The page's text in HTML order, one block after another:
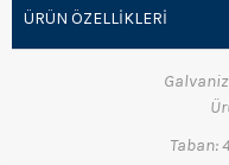
ÜRÜN ÖZELLIKLERI
Taban: